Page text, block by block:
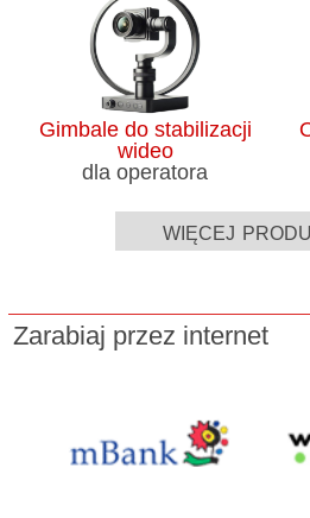
Gimbale do stabilizacji
wideo
dla operatora
więcej
Zarabiaj przez internet